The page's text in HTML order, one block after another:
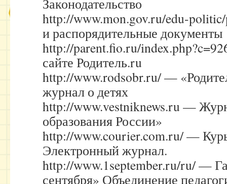
Законодательство
http://www.mon.gov.ru/edu-
и распорядительные документы
http://parent.fio.ru/
сайте Родитель.ru
http://www.rodsobr.ru/ —
журнал о детях
http://www.vestniknews.ru —
образования России»
http://www.courier.com.ru/ —
Электронный журнал.
http://www.1september.ru/ru/ —
сентября» Объединение